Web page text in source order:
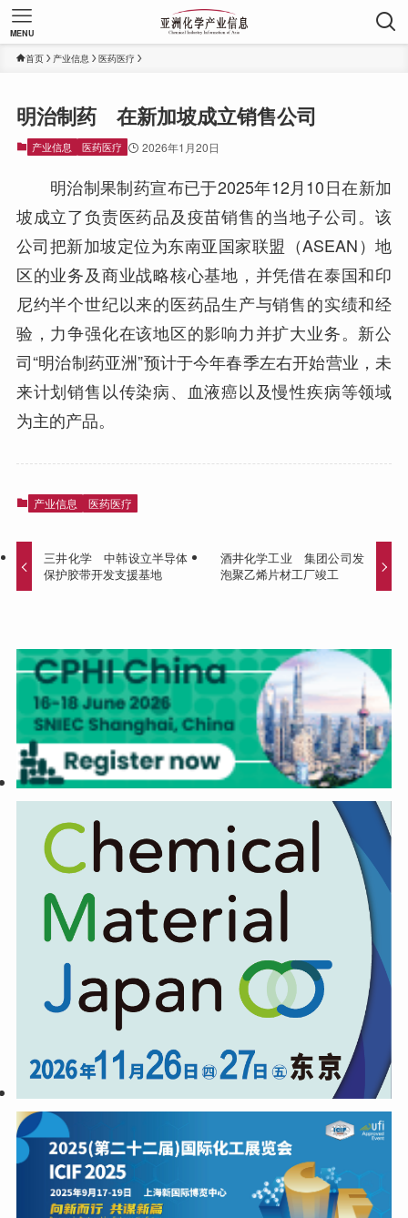
MENU
首页 产业信息 医药医疗
明治制药 在新加坡成立销售公司
产业信息 医药医疗 2026年1月20日
明治制果制药宣布已于2025年12月10日在新加
坡成立了负责医药品及疫苗销售的当地子公司。该
公司把新加坡定位为东南亚国家联盟（ASEAN）地
区的业务及商业战略核心基地，并凭借在泰国和印
尼约半个世纪以来的医药品生产与销售的实绩和经
验，力争强化在该地区的影响力并扩大业务。新公
司“明治制药亚洲”预计于今年春季左右开始营业，未
来计划销售以传染病、血液癌以及慢性疾病等领域
为主的产品。
产业信息 医药医疗
三井化学 中韩设立半导体
保护胶带开发支援基地
酒井化学工业 集团公司发
泡聚乙烯片材工厂竣工